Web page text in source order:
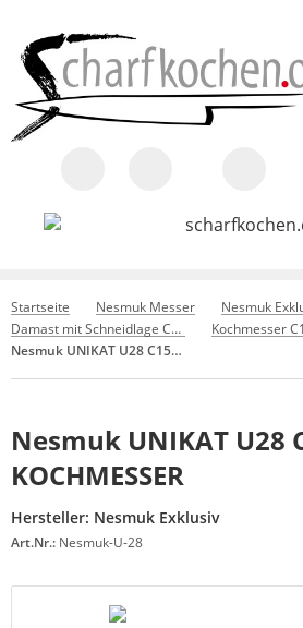
Startseite Nesmuk Messer
Nesmuk
Damast mit Schneidlage C150
Kochmesser
Nesmuk UNIKAT U28 C150 KOCHMESSER
Nesmuk UNIKAT U28
KOCHMESSER
Hersteller: Nesmuk Exklusiv
Art.Nr.: Nesmuk-U-28